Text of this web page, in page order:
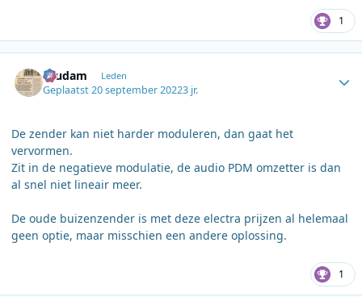
1
ruudam Leden
Geplaatst20 september 20223 jr.
De zender kan niet harder moduleren, dan gaat het
vervormen.
Zit in de negatieve modulatie, de audio PDM omzetter is dan
al snel niet lineair meer.
De oude buizenzender is met deze electra prijzen al helemaal
geen optie, maar misschien een andere oplossing.
1